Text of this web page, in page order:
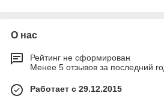
металлоконструкцией шкафа.
Конструкция шкафа позволяет
электропомещениях. Подвод
кабелей предусматривается как
Стр.11
О нас
Рейтинг не сформирован
Менее 5 отзывов за последний
Работает с 29.12.2015